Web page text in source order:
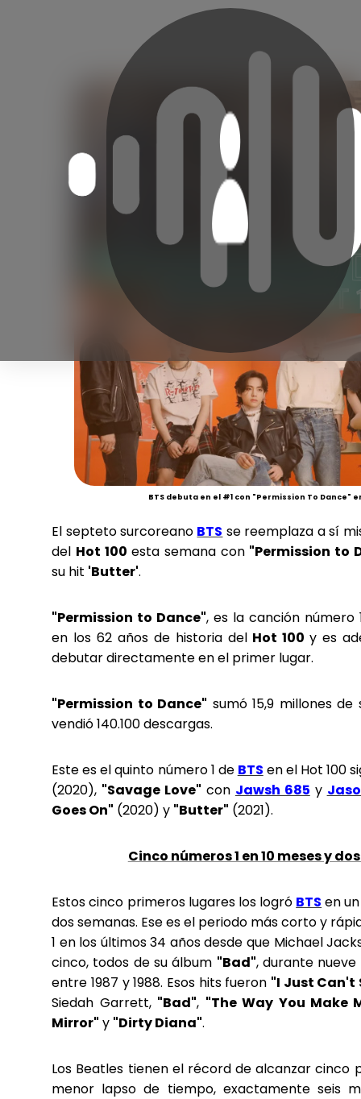
BTS debuta en el #1 con "Permission To Dance"
El septeto surcoreano BTS se reemplaza a sí
del Hot 100 esta semana con "Permission to
su hit 'Butter'.
"Permission to Dance", es la canción número
en los 62 años de historia del Hot 100y es
debutar directamente en el primer lugar.
"Permission to Dance" sumó 15,9 millones
vendió 140.100 descargas.
Este es el quinto número 1 de BTS en el Hot 100
(2020), "Savage Love" con Jawsh 685 y
Goes On" (2020) y "Butter" (2021).
Cinco números 1 en 10 meses y
Estos cinco primeros lugares los logró BTS en
dos semanas. Ese es el periodo más corto y
1 en los últimos 34 años desde que Michael
cinco, todos de su álbum "Bad", durante
entre 1987 y 1988. Esos hits fueron "I Just Can't
Siedah Garrett, "Bad", "The Way You Make
Mirror" y "Dirty Diana".
Los Beatles tienen el récord de alcanzar cinco
menor lapso de tiempo, exactamente seis